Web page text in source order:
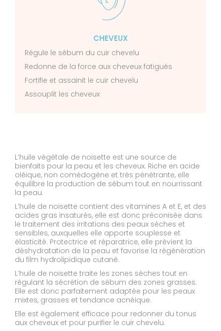
CHEVEUX
Régule le sébum du cuir chevelu
Redonne de la force aux cheveux fatigués
Fortifie et assainit le cuir chevelu
Assouplit les cheveux
L’huile végétale de noisette est une source de
bienfaits pour la peau et les cheveux. Riche en acide
oléique, non comédogène et très pénétrante, elle
équilibre la production de sébum tout en nourrissant
la peau.
L’huile de noisette contient des vitamines A et E, et des
acides gras insaturés, elle est donc préconisée dans
le traitement des irritations des peaux sèches et
sensibles, auxquelles elle apporte souplesse et
élasticité. Protectrice et réparatrice, elle prévient la
déshydratation de la peau et favorise la régénération
du film hydrolipidique cutané.
L’huile de noisette traite les zones sèches tout en
régulant la sécrétion de sébum des zones grasses.
Elle est donc parfaitement adaptée pour les peaux
mixtes, grasses et tendance acnéique.
Elle est également efficace pour redonner du tonus
aux cheveux et pour purifier le cuir chevelu.